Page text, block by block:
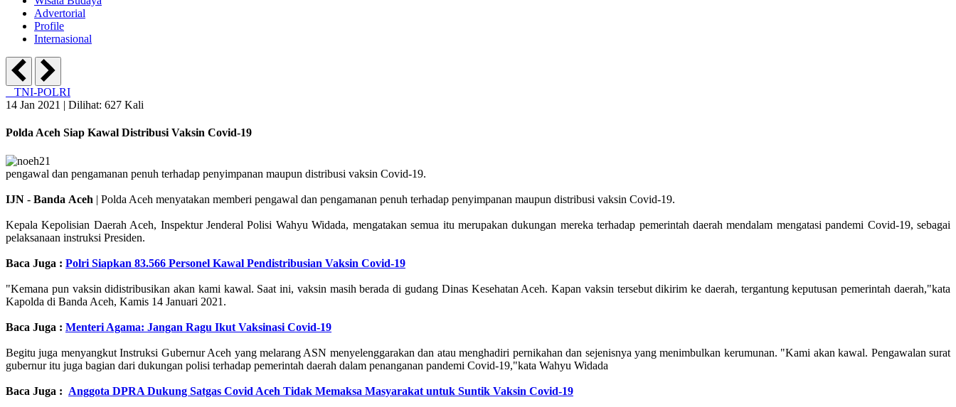
Advertorial
Profile
Internasional
TNI-POLRI
14 Jan 2021 | Dilihat: 627 Kali
Polda Aceh Siap Kawal Distribusi Vaksin Covid-19
pengawal dan pengamanan penuh terhadap penyimpanan maupun distribusi vaksin Covid-19.
IJN - Banda Aceh | Polda Aceh menyatakan memberi pengawal dan pengamanan penuh terhadap penyimpanan maupun distribusi vaksin Covid-19.
Kepala Kepolisian Daerah Aceh, Inspektur Jenderal Polisi Wahyu Widada, mengatakan semua itu merupakan dukungan mereka terhadap pemerintah daerah mendalam mengatasi pandemi Covid-19, sebagai
pelaksanaan instruksi Presiden.
Baca Juga : Polri Siapkan 83.566 Personel Kawal Pendistribusian Vaksin Covid-19
"Kemana pun vaksin didistribusikan akan kami kawal. Saat ini, vaksin masih berada di gudang Dinas Kesehatan Aceh. Kapan vaksin tersebut dikirim ke daerah, tergantung keputusan pemerintah daerah,"kata
Kapolda di Banda Aceh, Kamis 14 Januari 2021.
Baca Juga : Menteri Agama: Jangan Ragu Ikut Vaksinasi Covid-19
Begitu juga menyangkut Instruksi Gubernur Aceh yang melarang ASN menyelenggarakan dan atau menghadiri pernikahan dan sejenisnya yang menimbulkan kerumunan. "Kami akan kawal. Pengawalan surat
gubernur itu juga bagian dari dukungan polisi terhadap pemerintah daerah dalam penanganan pandemi Covid-19,"kata Wahyu Widada
Baca Juga : Anggota DPRA Dukung Satgas Covid Aceh Tidak Memaksa Masyarakat untuk Suntik Vaksin Covid-19